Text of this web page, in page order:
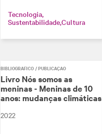
Tecnologia
SustentabilidadeCultura
BIBLIOGRÁFICO / PUBLICAÇÃO
Livro Nós somos as
meninas - Meninas de 10
anos: mudanças climáticas
2022